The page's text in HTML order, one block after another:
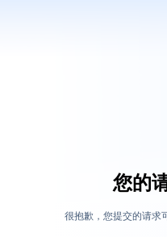
您的
很抱歉，您提交的请求